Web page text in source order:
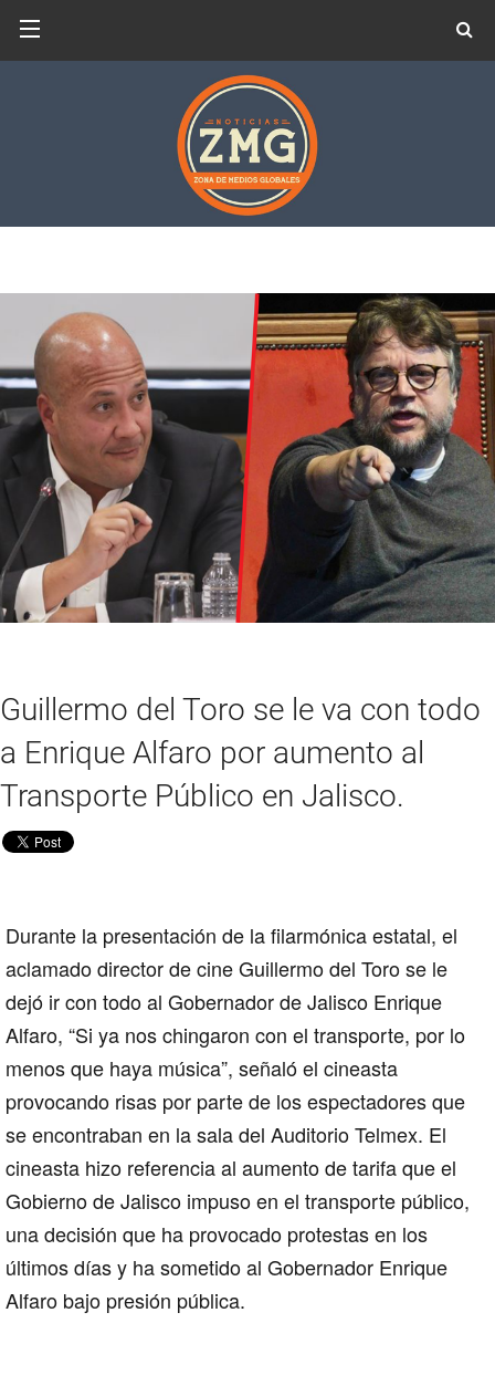
Guillermo del Toro se le va con todo
a Enrique Alfaro por aumento al
Transporte Público en Jalisco.
Durante la presentación de lafilarmónica estatal, el
aclamado director de cine Guillermo del Toro se le
dejó ir con todo al Gobernador de Jalisco Enrique
Alfaro, “Si ya nos chingaron con el transporte, por lo
menos que haya música”, señaló el cineasta
provocando risas por parte de los espectadores que
se encontraban en la sala del Auditorio Telmex. El
cineasta hizo referencia al aumento de tarifa que el
Gobierno de Jalisco impuso en el transporte público,
una decisión que ha provocado protestasen los
últimos días y ha sometido al Gobernador Enrique
Alfaro bajo presión pública.